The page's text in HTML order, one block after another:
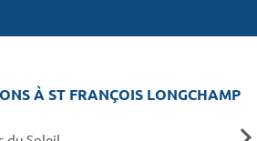
À ST FRANÇOIS LONGCHAMP